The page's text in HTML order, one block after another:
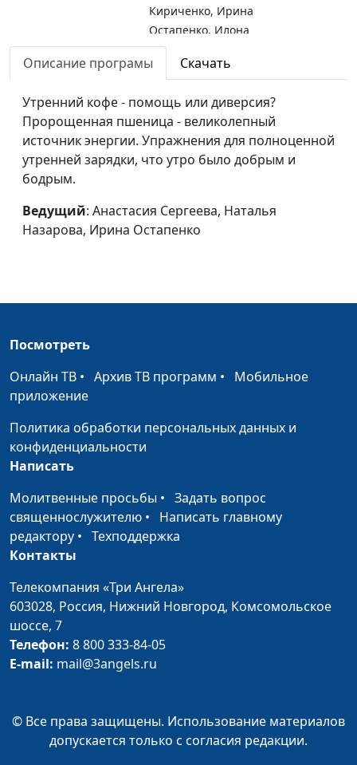
Кириченко, Ирина
Остапенко, Илона
Пацукевич
победить
Анастасия Сергеева,
Наталья Назарова, Ирина
Кириченко, Ирина
Остапенко, Юлия
Ключникова, Татьяна
#3
Целый мир для
нашего здоровья
Анастасия Сергеева,
Наталья Назарова, Ирина
здоровье?
Остапенко, Ольга Фисун
Описание програмы Скачать
Утренний кофе - помощь или диверсия?
Пророщенная пшеница - великолепный
источник энергии. Упражнения для полноценной
утренней зарядки, что утро было добрым и
бодрым.
Ведущий: Анастасия Сергеева, Наталья
Назарова, Ирина Остапенко
Посмотреть
Онлайн ТВ • Архив ТВ программ • Мобильное
приложение
Политика обработки персональных данных и
конфиденциальности
Написать
Молитвенные просьбы • Задать вопрос
священнослужителю • Написать главному
редактору • Техподдержка
Контакты
Телекомпания «Три Ангела»
603028, Россия, Нижний Новгород, Комсомольское
шоссе, 7
Телефон: 8 800 333-84-05
E-mail: mail@3angels.ru
© Все права защищены. Использование материалов
допускается только с согласия редакции.